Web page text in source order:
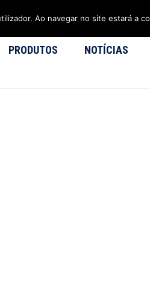
PRODUTOS NOTÍCIAS
Ao navegar no site estará a